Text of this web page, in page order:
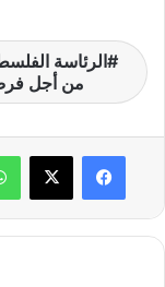
الرئاسة
من أجل